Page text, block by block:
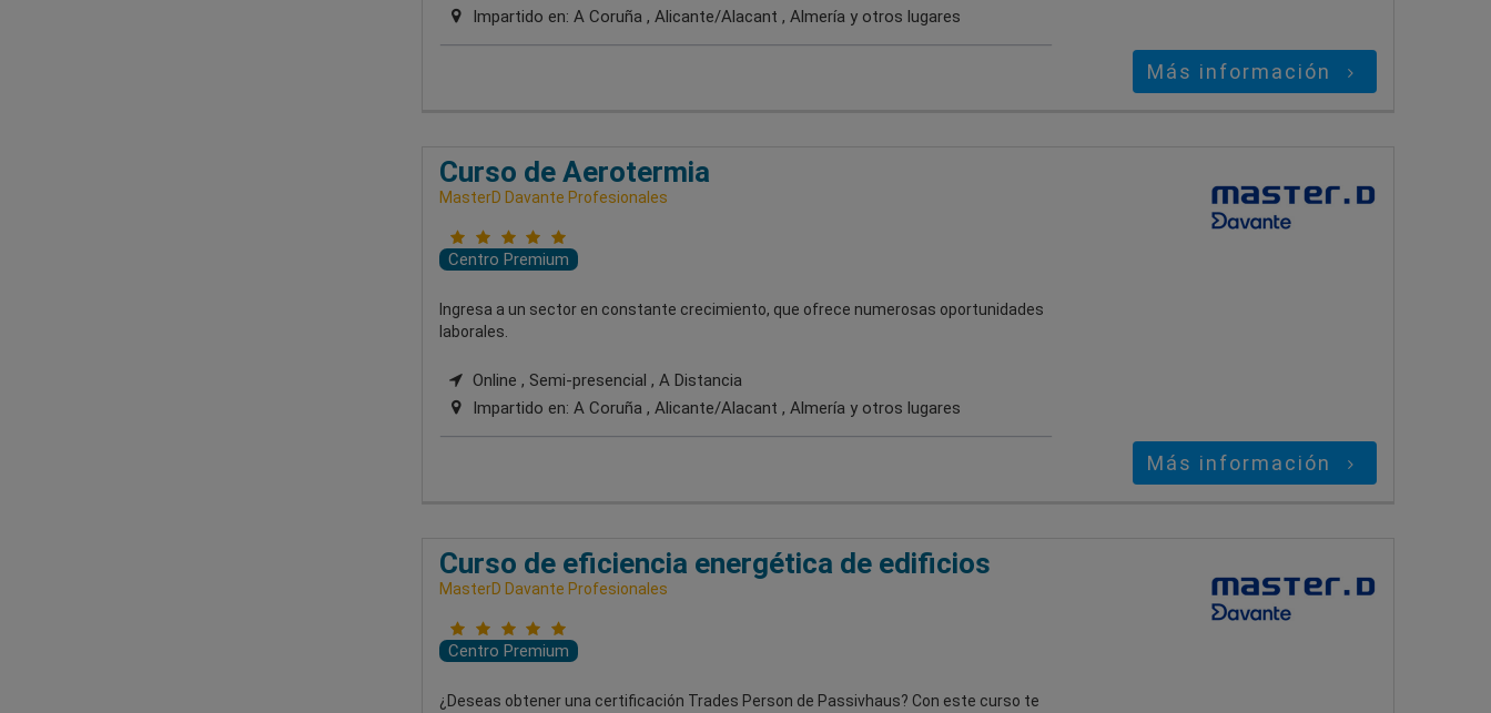
Impartido en: A Coruña , Alicante/Alacant , Almería y otros lugares
Más información
Curso de Aerotermia
MasterD Davante Profesionales
Centro Premium
Ingresa a un sector en constante crecimiento, que ofrece numerosas oportunidades
laborales.
Online , Semi-presencial , A Distancia
Impartido en: A Coruña , Alicante/Alacant , Almería y otros lugares
Más información
Curso de eficiencia energética de edificios
MasterD Davante Profesionales
Centro Premium
¿Deseas obtener una certificación Trades Person de Passivhaus? Con este curso te